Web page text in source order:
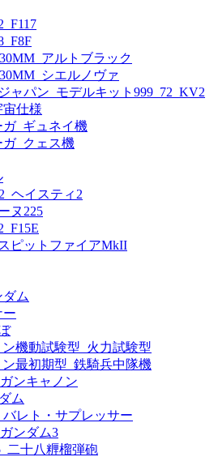
アルトブラック
シエルノヴァ
ャパン_モデルキット999_72_KV2
仕様
_ギュネイ機
_クェス機
ヘイスティ2
ヌ225
ピットファイアMkII
ム
ー
機動試験型_火力試験型
最初期型_鉄騎兵中隊機
ンキャノン
ム
レト・サプレッサー
ンダム3
二十八糎榴弾砲